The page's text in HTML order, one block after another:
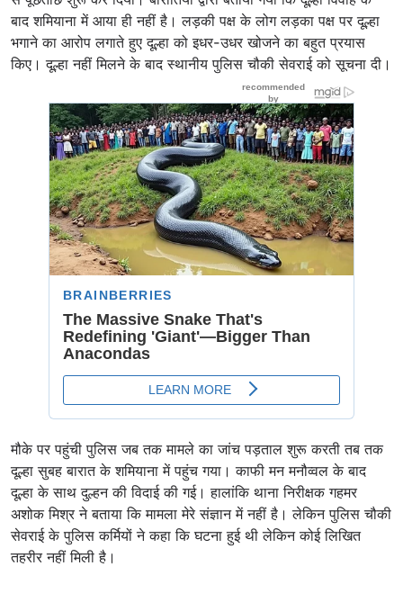
बाद शमियाना में आया ही नहीं है। लड़की पक्ष के लोग लड़का पक्ष पर दूल्हा
भगाने का आरोप लगाते हुए दूल्हा को इधर-उधर खोजने का बहुत प्रयास
किए। दूल्हा नहीं मिलने के बाद स्थानीय पुलिस चौकी सेवराई को सूचना दी।
मौके पर पहुंची पुलिस जब तक मामले का जांच पड़ताल शुरू करती तब तक
दूल्हा सुबह बारात के शमियाना में पहुंच गया। काफी मन मनौव्वल के बाद
दूल्हा के साथ दुल्हन की विदाई की गई। हालांकि थाना निरीक्षक गहमर
अशोक मिश्र ने बताया कि मामला मेरे संज्ञान में नहीं है। लेकिन पुलिस चौकी
सेवराई के पुलिस कर्मियों ने कहा कि घटना हुई थी लेकिन कोई लिखित
तहरीर नहीं मिली है।